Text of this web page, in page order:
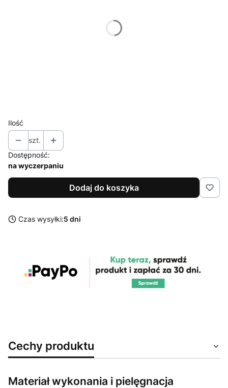
Ilość
szt.
Dostępność:
na wyczerpaniu
Dodaj do koszyka
Czas wysyłki:5 dni
Cechy produktu
Materiał wykonania i pielęgnacja